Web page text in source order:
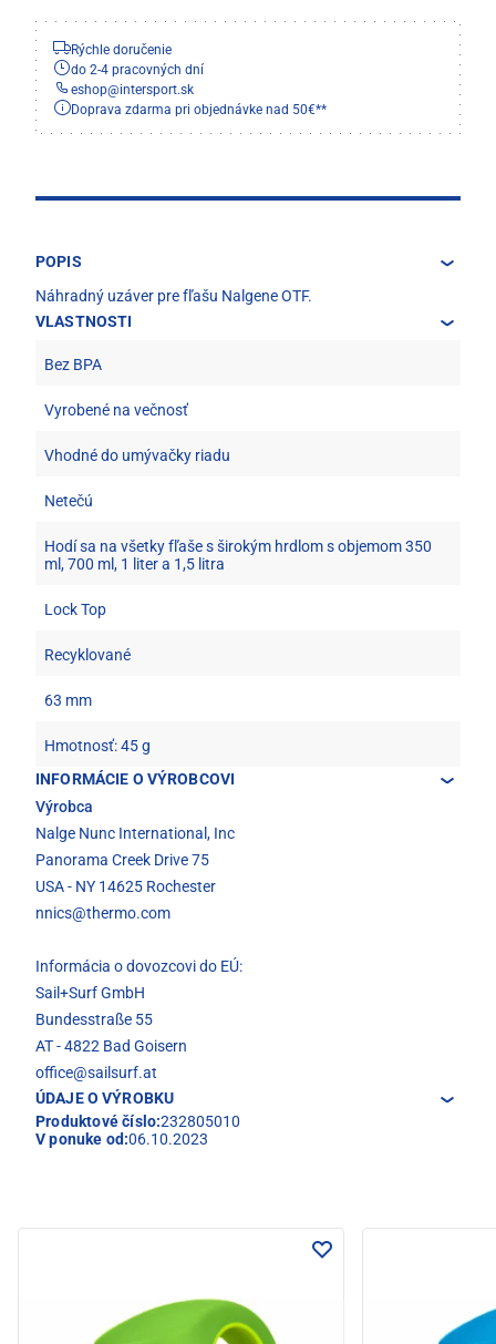
Rýchle doručenie
do 2-4 pracovných dní
eshop@intersport.sk
Doprava zdarma pri objednávke nad 50€**
POPIS
Náhradný uzáver pre fľašu Nalgene OTF.
VLASTNOSTI
Bez BPA
Vyrobené na večnosť
Vhodné do umývačky riadu
Netečú
Hodí sa na všetky fľaše s širokým hrdlom s objemom 350
ml, 700 ml, 1 liter a 1,5 litra
Lock Top
Recyklované
63 mm
Hmotnosť: 45 g
INFORMÁCIE O VÝROBCOVI
Výrobca
Nalge Nunc International, Inc
Panorama Creek Drive 75
USA - NY 14625 Rochester
nnics@thermo.com
Informácia o dovozcovi do EÚ:
Sail+Surf GmbH
Bundesstraße 55
AT - 4822 Bad Goisern
office@sailsurf.at
ÚDAJE O VÝROBKU
Produktové číslo:232805010
V ponuke od:06.10.2023